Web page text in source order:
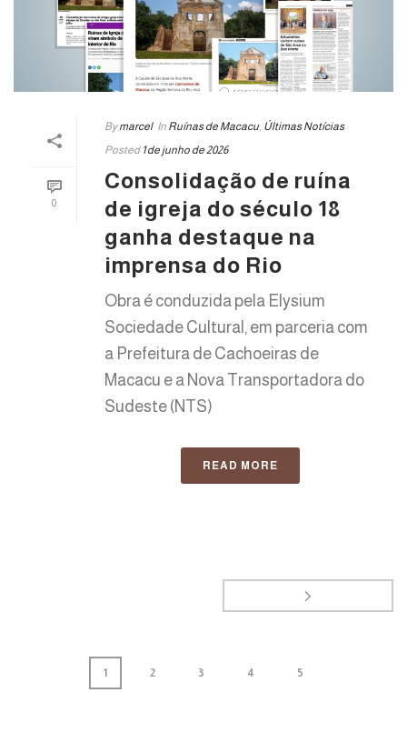
0
By marcel In Ruínas de Macacu Últimas Notícias
Posted 1 de junho de 2026
Consolidação de ruína
de igreja do século 18
ganha destaque na
imprensa do Rio
Obra é conduzida pela Elysium
Sociedade Cultural, em parceria com
a Prefeitura de Cachoeiras de
Macacu e a Nova Transportadora do
Sudeste (NTS)
READ MORE
1 2 3 4 5